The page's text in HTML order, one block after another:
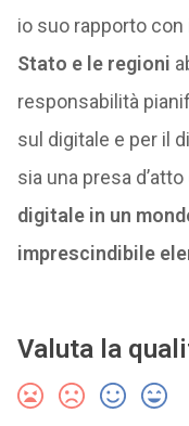
io suo rapporto
Stato e le regioni
responsabilità
sul digitale e per il
sia una presa
digitale in un
imprescindibile
Valuta la